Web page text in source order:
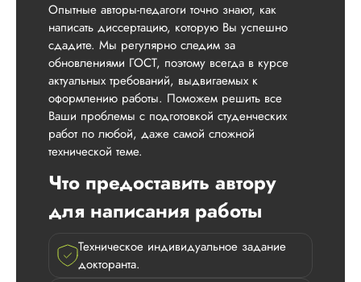
Опытные авторы-педагоги точно знают, как
написать диссертацию, которую Вы успешно
сдадите. Мы регулярно следим за
обновлениями ГОСТ, поэтому всегда в курсе
актуальных требований, выдвигаемых к
оформлению работы. Поможем решить все
Ваши проблемы с подготовкой студенческих
работ по любой, даже самой сложной
технической теме.
Что предоставить автору
для написания работы
Техническое индивидуальное задание
докторанта.